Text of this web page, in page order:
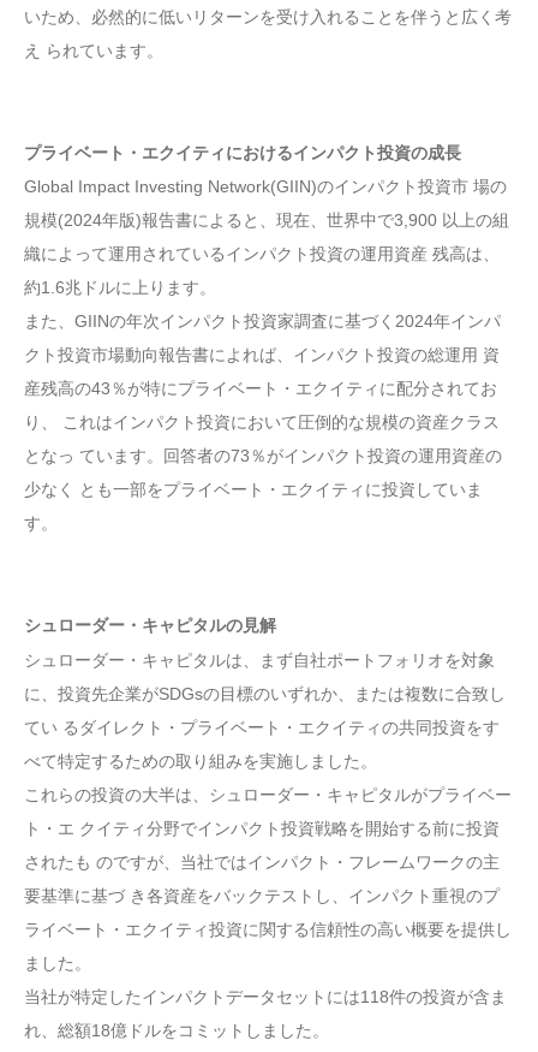
いため、必然的に低いリターンを受け入れることを伴うと広く考
え られています。
プライベート・エクイティにおけるインパクト投資の成長
Global Impact Investing Network(GIIN)のインパクト投資市 場の
規模(2024年版)報告書によると、現在、世界中で3,900 以上の組
織によって運用されているインパクト投資の運用資産 残高は、
約1.6兆ドルに上ります。
また、GIINの年次インパクト投資家調査に基づく2024年インパ
クト投資市場動向報告書によれば、インパクト投資の総運用 資
産残高の43％が特にプライベート・エクイティに配分されてお
り、 これはインパクト投資において圧倒的な規模の資産クラス
となっ ています。回答者の73％がインパクト投資の運用資産の
少なく とも一部をプライベート・エクイティに投資していま
す。
シュローダー・キャピタルの見解
シュローダー・キャピタルは、まず自社ポートフォリオを対象
に、投資先企業がSDGsの目標のいずれか、または複数に合致し
てい るダイレクト・プライベート・エクイティの共同投資をす
べて特定するための取り組みを実施しました。
これらの投資の大半は、シュローダー・キャピタルがプライベー
ト・エ クイティ分野でインパクト投資戦略を開始する前に投資
されたも のですが、当社ではインパクト・フレームワークの主
要基準に基づ き各資産をバックテストし、インパクト重視のプ
ライベート・エクイティ投資に関する信頼性の高い概要を提供し
ました。
当社が特定したインパクトデータセットには118件の投資が含ま
れ、総額18億ドルをコミットしました。